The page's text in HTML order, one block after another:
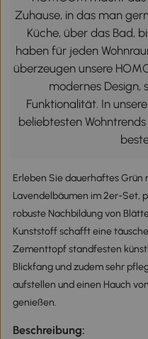
Zuhause, in das man
Küche, über das Bad,
haben für jeden
überzeugen unsere
modernes Design,
Funktionalität. In
beliebtesten
Erleben Sie dauerhaftes
Lavendelbäumen im 2er-Set,
robuste Nachbildung von
Kunststoff schafft eine
Zementtopf standfesten
Blickfang und zudem sehr
aufstellen und einen Hauch
genießen.
Beschreibung: